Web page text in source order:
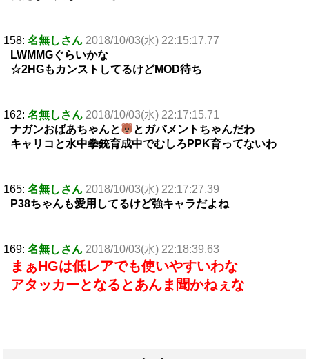
158: 名無しさん 2018/10/03(水) 22:15:17.77
LWMMGぐらいかな
☆2HGもカンストしてるけどMOD待ち
162: 名無しさん 2018/10/03(水) 22:17:15.71
ナガンおばあちゃんと
とガバメントちゃんだわ
キャリコと水中拳銃育成中でむしろPPK育ってないわ
165: 名無しさん 2018/10/03(水) 22:17:27.39
P38ちゃんも愛用してるけど強キャラだよね
169: 名無しさん 2018/10/03(水) 22:18:39.63
まぁHGは低レアでも使いやすいわな
アタッカーとなるとあんま聞かねぇな